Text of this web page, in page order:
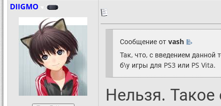
DIIGMO
Сообщение от vash
Так, что, с введением данной
б\у игры для PS3 или PS Vita.
Нельзя.